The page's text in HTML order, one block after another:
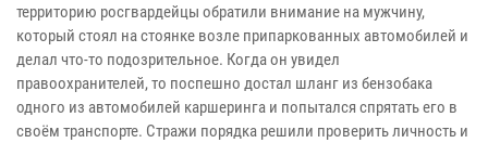
территорию росгвардейцы обратили внимание на мужчину,
который стоял на стоянке возле припаркованных автомобилей и
делал что-то подозрительное. Когда он увидел
правоохранителей, то поспешно достал шланг из бензобака
одного из автомобилей каршеринга и попытался спрятать его в
своём транспорте. Стражи порядка решили проверить личность и